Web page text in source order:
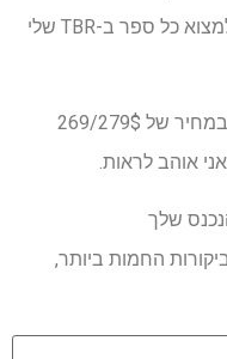
רחב בהוצאה עצמית – אבל הצלחתי למצוא כל ספר ב-TBR שלי
Kindle Colorsoft Gen 1, 2024, הושק במחיר של 279$/269
אוהב לראות.
שלך
החמות ביותר,